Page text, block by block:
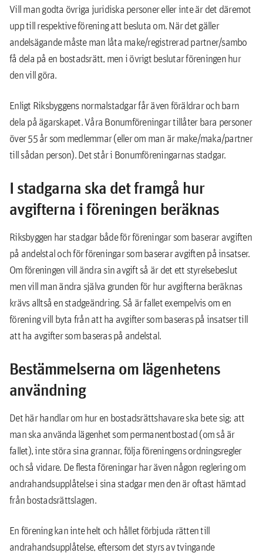
Vill man godta övriga juridiska personer eller inte är det däremot
upp till respektive förening att besluta om. När det gäller
andelsägande måste man låta make/registrerad partner/sambo
få dela på en bostadsrätt, men i övrigt beslutar föreningen hur
den vill göra.
Enligt Riksbyggens normalstadgar får även föräldrar och barn
dela på ägarskapet. Våra Bonumföreningar tillåter bara personer
över 55 år som medlemmar (eller om man är make/maka/partner
till sådan person). Det står i Bonumföreningarnas stadgar.
I stadgarna ska det framgå hur
avgifterna i föreningen beräknas
Riksbyggen har stadgar både för föreningar som baserar avgiften
på andelstal och för föreningar som baserar avgiften på insatser.
Om föreningen vill ändra sin avgift så är det ett styrelsebeslut
men vill man ändra själva grunden för hur avgifterna beräknas
krävs alltså en stadgeändring. Så är fallet exempelvis om en
förening vill byta från att ha avgifter som baseras på insatser till
att ha avgifter som baseras på andelstal.
Bestämmelserna om lägenhetens
användning
Det här handlar om hur en bostadsrättshavare ska bete sig; att
man ska använda lägenhet som permanentbostad (om så är
fallet), inte störa sina grannar, följa föreningens ordningsregler
och så vidare. De flesta föreningar har även någon reglering om
andrahandsupplåtelse i sina stadgar men den är oftast hämtad
från bostadsrättslagen.
En förening kan inte helt och hållet förbjuda rätten till
andrahandsupplåtelse, eftersom det styrs av tvingande